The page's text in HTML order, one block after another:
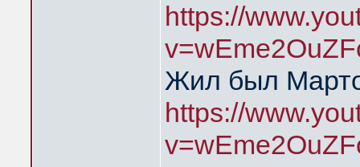
https://
Жил был
https://